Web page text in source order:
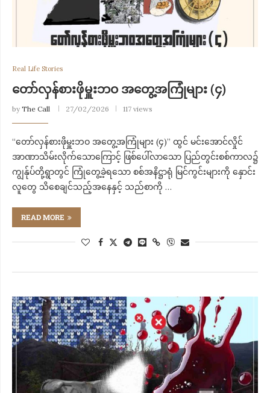
Real Life Stories
တော်လှန်စားဖိုမှူးဘဝ အတွေ့အကြုံများ (၄)
by The Call 27/02/2026 117 views
“တော်လှန်စားဖိုမှူးဘဝ အတွေ့အကြုံများ (၄)” ထွင် မင်းအောင်လှိုင်
အာဏာသိမ်းလိုက်သောကြောင့် ဖြစ်ပေါ်လာသော ပြည်တွင်းစစ်ကာလ၌
ကျွန်ုပ်တို့ရွာတွင် ကြုံတွေ့ခဲ့ရသော စစ်အနိဋ္ဌာရုံ မြင်ကွင်းများကို နှောင်း
လူတွေ သိစေချင်သည့်အနေနှင့် သည်စာကို …
READ MORE